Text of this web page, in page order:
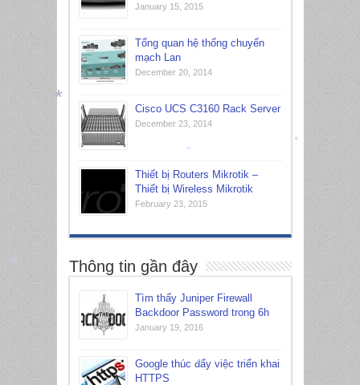
January 15, 2015
Tổng quan hệ thống chuyển
mạch Lan
December 20, 2014
Cisco UCS C3160 Rack Server
December 23, 2014
Thiết bị Routers Mikrotik –
Thiết bị Wireless Mikrotik
February 23, 2015
Thông tin gần đây
Tìm thấy Juniper Firewall
Backdoor Password trong 6h
January 19, 2016
Google thúc đẩy việc triển khai
HTTPS
*
*